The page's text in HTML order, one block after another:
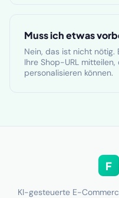
Muss ich etwas
Nein, das ist nicht nötig.
Ihre Shop-URL
personalisieren können.
F
KI-gesteuerte E-